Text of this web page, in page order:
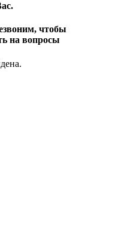
чтобы
на вопросы